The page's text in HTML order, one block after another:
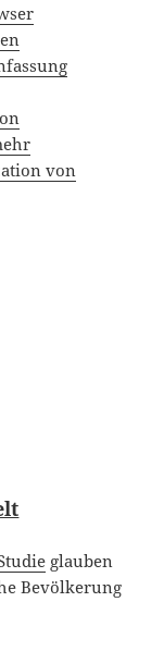
von
glauben
Bevölkerung